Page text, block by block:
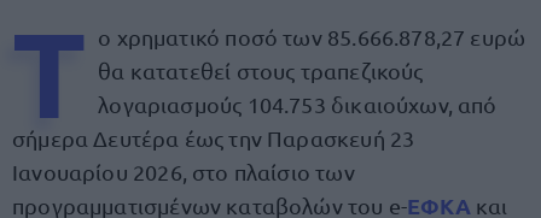
Τ
ο χρηματικό ποσό των 85.666.878,27 ευρώ
θα κατατεθεί στους τραπεζικούς
λογαριασμούς 104.753 δικαιούχων, από
σήμερα Δευτέρα έως την Παρασκευή 23
Ιανουαρίου 2026, στο πλαίσιο των
προγραμματισμένων καταβολών του e-ΕΦΚΑ και